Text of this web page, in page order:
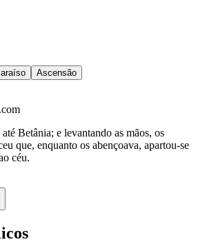
Ascensão
Betânia; e levantando as mãos, os
que, enquanto os abençoava, apartou-se
céu.